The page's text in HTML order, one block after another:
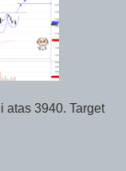
atas 3940. Target